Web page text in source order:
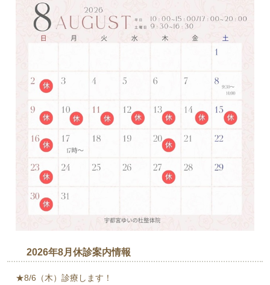
2026年8月休診案内情報
★8/6（木）診療します！